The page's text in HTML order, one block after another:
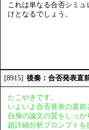
これは単なる合否シミ
けとなるでしょう。
[8915] 後奏：合否発表直
たこやきです。
いよいよ合否発表の直前
自身の論文の質をしっ
超詳細分析プロンプトを